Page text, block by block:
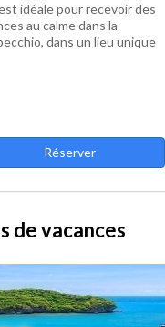
idéale pour recevoir des
au calme dans la
dans un lieu unique
Réserver
de vacances